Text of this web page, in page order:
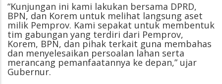
“Kunjungan ini kami lakukan bersama DPRD,
BPN, dan Korem untuk melihat langsung aset
milik Pemprov. Kami sepakat untuk membentuk
tim gabungan yang terdiri dari Pemprov,
Korem, BPN, dan pihak terkait guna membahas
dan menyelesaikan persoalan lahan serta
merancang pemanfaatannya ke depan,” ujar
Gubernur.